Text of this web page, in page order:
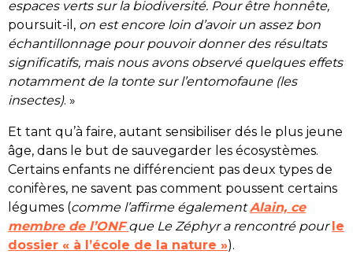
espaces verts sur la biodiversité. Pour être honnête,
poursuit-il, on est encore loin d’avoir un assez bon
échantillonnage pour pouvoir donner des résultats
significatifs, mais nous avons observé quelques effets
notamment de la tonte sur l’entomofaune (les
insectes). »
Et tant qu’à faire, autant sensibiliser dés le plus jeune
âge, dans le but de sauvegarder les écosystèmes.
Certains enfants ne différencient pas deux types de
conifères, ne savent pas comment poussent certains
légumes (comme l’affirme égalementAlain, ce
membre de l’ONF que Le Zéphyra rencontré pour le
dossier « à l’école de la nature »).